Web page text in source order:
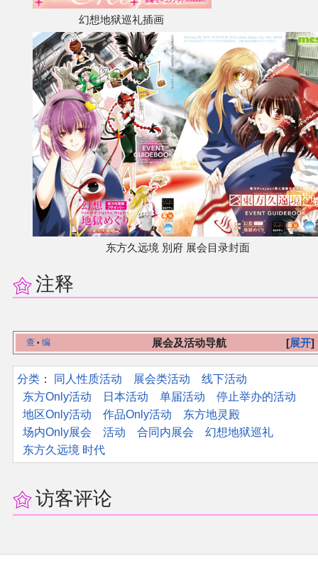
幻想地狱巡礼插画
东方久远境 別府 展会目录封面
注释
展开
查 • 编 展会及活动导航
分类 ：​ 同人性质活动 展会类活动
线下活动
东方Only活动
日本活动 单届活动
停止举办的活动
地区Only活动
作品Only活动
东方地灵殿
场内Only展会
活动 合同内展会
幻想地狱巡礼
东方久远境 时代
访客评论
联系管理员
关于THBWiki
捐款支持